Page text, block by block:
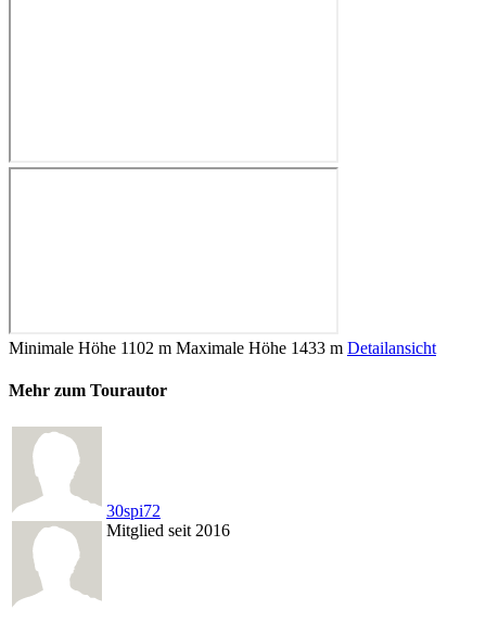
Minimale Höhe 1102 m Maximale Höhe 1433 m Detailansicht
Mehr zum Tourautor
30spi72
Mitglied seit 2016